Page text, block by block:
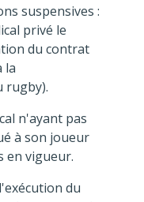
suspensives :
privé le
du contrat
la
rugby).
n'ayant pas
à son joueur
en vigueur.
du